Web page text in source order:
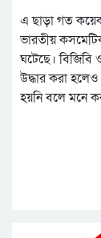
এ ছাড়া গত
ভারতীয়
ঘটেছে।
উদ্ধার করা
হয়নি বলে মনে